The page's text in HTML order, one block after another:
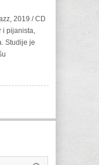
2019 / CD
i pijanista,
Studije je